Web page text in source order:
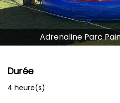
Adrenaline Parc
Durée
4 heure(s)